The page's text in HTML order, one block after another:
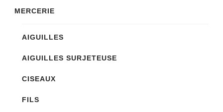
MERCERIE
AIGUILLES
AIGUILLES SURJETEUSE
CISEAUX
FILS